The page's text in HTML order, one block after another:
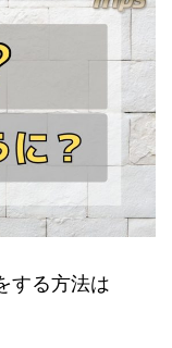
する方法は